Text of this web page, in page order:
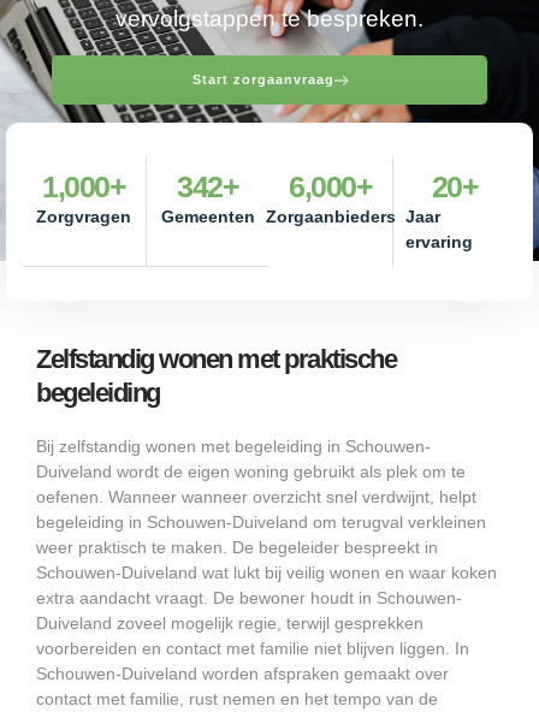
vervolgstappen te bespreken.
Start zorgaanvraag
Zorgvragen
1,000+
Gemeenten
342+
Zorgaanbieders
6,000+
Jaar
ervaring
20+
Zelfstandig wonen met praktische
begeleiding
Bij zelfstandig wonen met begeleiding in Schouwen-
Duiveland wordt de eigen woning gebruikt als plek om te
oefenen. Wanneer wanneer overzicht snel verdwijnt, helpt
begeleiding in Schouwen-Duiveland om terugval verkleinen
weer praktisch te maken. De begeleider bespreekt in
Schouwen-Duiveland wat lukt bij veilig wonen en waar koken
extra aandacht vraagt. De bewoner houdt in Schouwen-
Duiveland zoveel mogelijk regie, terwijl gesprekken
voorbereiden en contact met familie niet blijven liggen. In
Schouwen-Duiveland worden afspraken gemaakt over
contact met familie, rust nemen en het tempo van de